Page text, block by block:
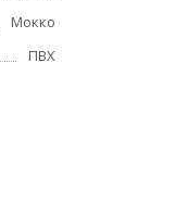
Мокко
ПВХ